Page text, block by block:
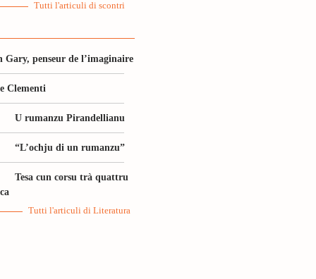
Tutti l'articuli di scontri
Gary, penseur de l’imaginaire
Clementi
U rumanzu Pirandellianu
“L’ochju di un rumanzu”
Tesa cun corsu trà quattru
Tutti l'articuli di Literatura